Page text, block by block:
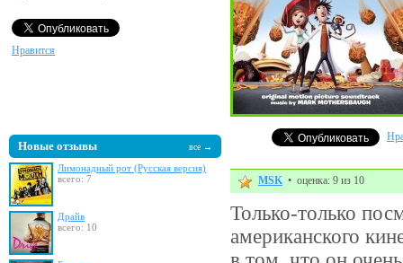
Нравится
Новые отзывы все →
Лимонадный рот (Русская версия)
всего: 7
Драйв
всего: 10
MSK • оценка: 9 из 10
Только-только
американского